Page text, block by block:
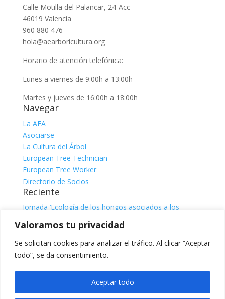
Valoramos tu privacidad
Se solicitan cookies para analizar el tráfico. Al clicar “Aceptar
todo”, se da consentimiento.
Aceptar todo
Calle Motilla del Palancar, 24-Acc
46019 Valencia
960 880 476
hola@aearboricultura.org
Horario de atención telefónica:
Lunes a viernes de 9:00h a 13:00h
Martes y jueves de 16:00h a 18:00h
Navegar
La AEA
Asociarse
La Cultura del Árbol
European Tree Technician
European Tree Worker
Directorio de Socios
Reciente
Jornada ‘Ecología de los hongos asociados a los
Jornada ‘El sistema radicular. Comprender, observar e
interpretar para una gestión responsable del árbol’, con
Claire Atger julio 31, 2026
Facebook